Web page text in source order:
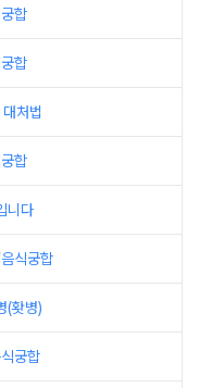
합
합
처법
합
니다
식궁합
(홧병)
궁합